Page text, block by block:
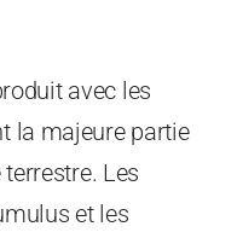
avec les
la majeure partie
Les
et les